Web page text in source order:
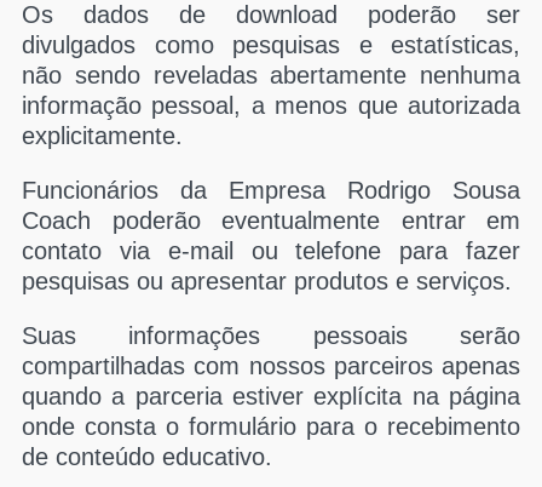
Os dados de download poderão ser
divulgados como pesquisas e estatísticas,
não sendo reveladas abertamente nenhuma
informação pessoal, a menos que autorizada
explicitamente.
Funcionários da Empresa Rodrigo Sousa
Coach poderão eventualmente entrar em
contato via e-mail ou telefone para fazer
pesquisas ou apresentar produtos e serviços.
Suas informações pessoais serão
compartilhadas com nossos parceiros apenas
quando a parceria estiver explícita na página
onde consta o formulário para o recebimento
de conteúdo educativo.